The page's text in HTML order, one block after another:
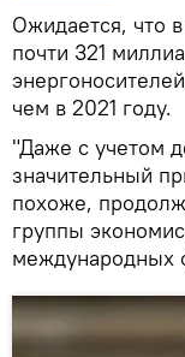
Ожидается, что
почти 321
чем в 2021 году.
"Даже с учетом
значительный
похоже,
группы
международных